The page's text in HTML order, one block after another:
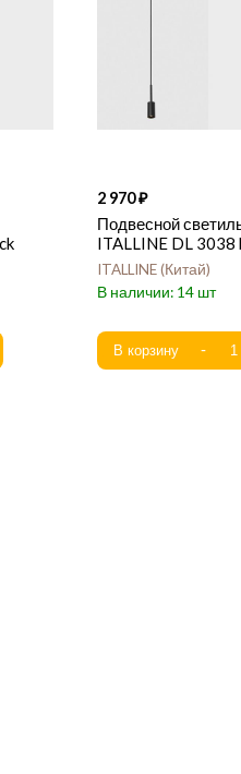
2 970
Подвесной
ITALLINE DL 3038
ITALLINE Китай
14